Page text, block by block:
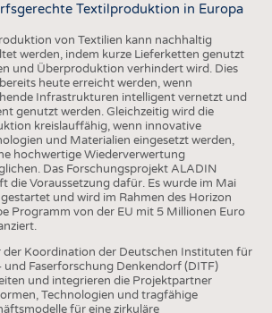
Textilproduktion in Europa
von Textilien kann nachhaltig
werden, indem kurze Lieferketten genutzt
und Überproduktion verhindert wird. Dies
heute erreicht werden, wenn
Infrastrukturen intelligent vernetzt und
genutzt werden. Gleichzeitig wird die
kreislauffähig, wenn innovative
und Materialien eingesetzt werden,
hochwertige Wiederverwertung
Das Forschungsprojekt ALADIN
die Voraussetzung dafür. Es wurde im Mai
und wird im Rahmen des Horizon
Programm von der EU mit 5 Millionen Euro
der Koordination der Deutschen Instituten für
und Faserforschung Denkendorf (DITF)
und integrieren die Projektpartner
Technologien und tragfähige
für eine zirkuläre